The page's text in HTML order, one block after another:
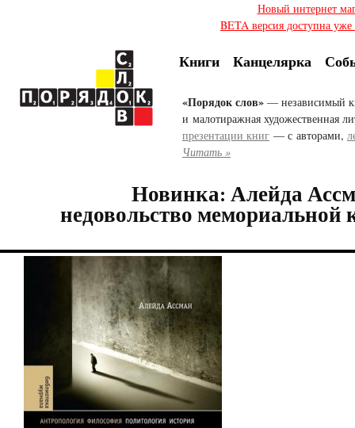
Новый интернет
BETA версия доступна
Книги Канцелярка
«Порядок слов» — независимый
и малотиражная художественная
презентации книг — с авторами,
Читать »
Новинка: Алейда
недовольство мемориальной